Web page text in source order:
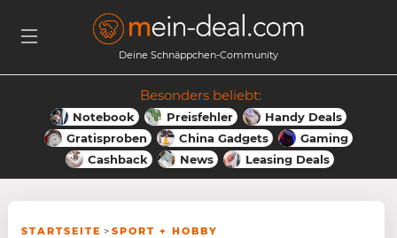
Deine Schnäppchen-Community
Besonders beliebt:
Notebook Preisfehler
Handy Deals
Gratisproben
China Gadgets
Gaming
Cashback
News Leasing Deals
STARTSEITE > SPORT + HOBBY